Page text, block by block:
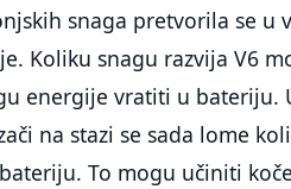
snaga pretvorila se u
Koliku snagu razvija V6
energije vratiti u bateriju.
na stazi se sada lome
To mogu učiniti